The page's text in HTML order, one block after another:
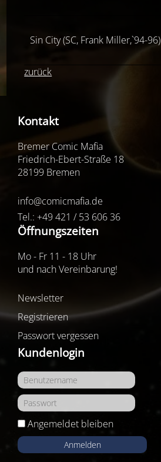
Sin City (SC, Frank Miller,`94-96)
zurück
Kontakt
Bremer Comic Mafia
Friedrich-Ebert-Straße 18
28199 Bremen
info@comicmafia.de
Tel.: +49 421 / 53 606 36
Öffnungszeiten
Mo - Fr 11 - 18 Uhr
und nach Vereinbarung!
Newsletter
Registrieren
Passwort vergessen
Kundenlogin
Angemeldet bleiben
Anmelden